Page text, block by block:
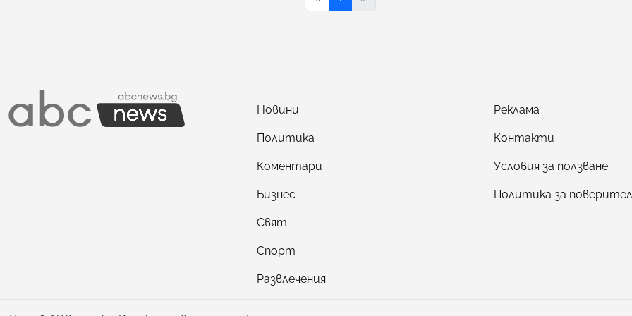
Новини
Политика
Коментари
Бизнес
Свят
Спорт
Развлечения
Реклама
Контакти
Условия за ползване
Политика за